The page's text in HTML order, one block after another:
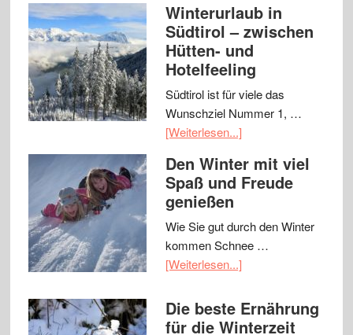
Winterurlaub in
Südtirol – zwischen
Hütten- und
Hotelfeeling
Südtirol ist für viele das
Wunschziel Nummer 1, …
[Weiterlesen...]
Den Winter mit viel
Spaß und Freude
genießen
Wie Sie gut durch den Winter
kommen Schnee …
[Weiterlesen...]
Die beste Ernährung
für die Winterzeit